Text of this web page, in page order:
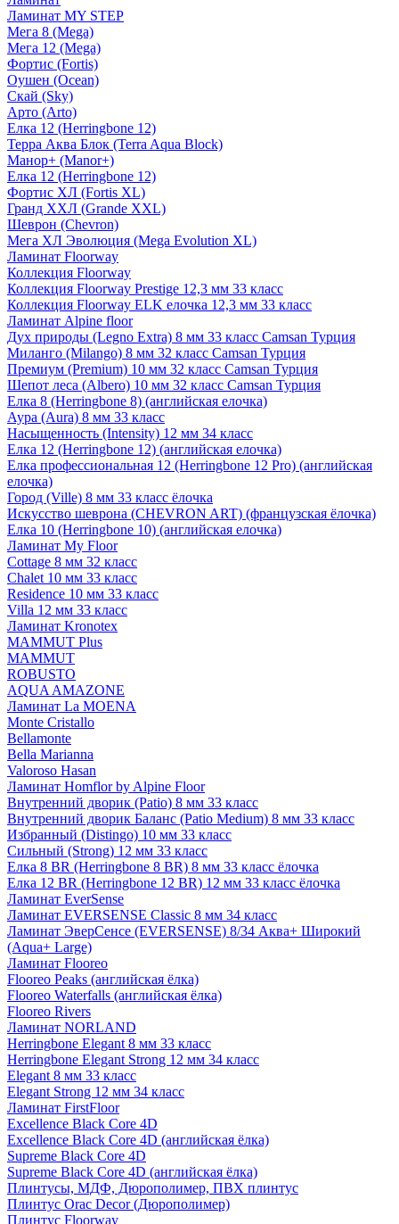
Ламинат MY STEP
Мега 8 (Mega)
Мега 12 (Mega)
Фортис (Fortis)
Оушен (Ocean)
Скай (Sky)
Арто (Arto)
Елка 12 (Herringbone 12)
Терра Аква Блок (Terra Aqua Block)
Манор+ (Manor+)
Елка 12 (Herringbone 12)
Фортис ХЛ (Fortis XL)
Гранд ХХЛ (Grande XXL)
Шеврон (Chevron)
Мега ХЛ Эволюция (Mega Evolution XL)
Ламинат Floorway
Коллекция Floorway
Коллекция Floorway Prestige 12,3 мм 33 класс
Коллекция Floorway ELK елочка 12,3 мм 33 класс
Ламинат Alpine floor
Дух природы (Legno Extra) 8 мм 33 класс Camsan Турция
Миланго (Milango) 8 мм 32 класс Camsan Турция
Премиум (Premium) 10 мм 32 класс Camsan Турция
Шепот леса (Albero) 10 мм 32 класс Camsan Турция
Елка 8 (Herringbone 8) (английская елочка)
Аура (Aura) 8 мм 33 класс
Насыщенность (Intensity) 12 мм 34 класс
Елка 12 (Herringbone 12) (английская елочка)
Елка профессиональная 12 (Herringbone 12 Pro) (английская
елочка)
Город (Ville) 8 мм 33 класс ёлочка
Искусство шеврона (CHEVRON ART) (французская ёлочка)
Елка 10 (Herringbone 10) (английская елочка)
Ламинат My Floor
Cottage 8 мм 32 класс
Chalet 10 мм 33 класс
Residence 10 мм 33 класс
Villa 12 мм 33 класс
Ламинат Kronotex
MAMMUT Plus
MAMMUT
ROBUSTO
AQUA AMAZONE
Ламинат La MOENA
Monte Cristallo
Bellamonte
Bella Marianna
Valoroso Hasan
Ламинат Homflor by Alpine Floor
Внутренний дворик (Patio) 8 мм 33 класс
Внутренний дворик Баланс (Patio Medium) 8 мм 33 класс
Избранный (Distingo) 10 мм 33 класс
Сильный (Strong) 12 мм 33 класс
Елка 8 BR (Herringbone 8 BR) 8 мм 33 класс ёлочка
Елка 12 BR (Herringbone 12 BR) 12 мм 33 класс ёлочка
Ламинат EverSense
Ламинат EVERSENSE Classic 8 мм 34 класс
Ламинат ЭверСенсе (EVERSENSE) 8/34 Аква+ Широкий
(Aqua+ Large)
Ламинат Flooreo
Flooreo Peaks (английская ёлка)
Flooreo Waterfalls (английская ёлка)
Flooreo Rivers
Ламинат NORLAND
Herringbone Elegant 8 мм 33 класс
Herringbone Elegant Strong 12 мм 34 класс
Elegant 8 мм 33 класс
Elegant Strong 12 мм 34 класс
Ламинат FirstFloor
Excellence Black Core 4D
Excellence Black Core 4D (английская ёлка)
Supreme Black Core 4D
Supreme Black Core 4D (английская ёлка)
Плинтусы, МДФ, Дюрополимер, ПВХ плинтус
Плинтус Orac Decor (Дюрополимер)
Плинтус Floorway